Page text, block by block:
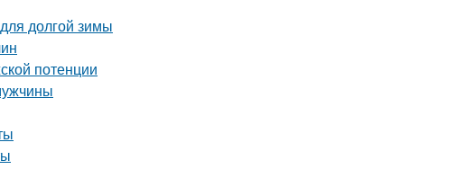
долгой зимы
потенции